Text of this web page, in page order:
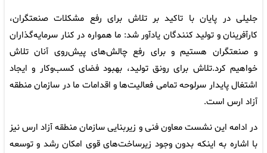
جلیلی در پایان با تاکید بر تلاش برای رفع مشکلات صنعتگران،
کارآفرینان و تولید کنندگان یادآور شد: ما همواره در کنار سرمایه‌گذاران
و صنعتگران هستیم و برای رفع چالش‌های پیش‌روی آنان تلاش
خواهیم کرد.تلاش برای رونق تولید، بهبود فضای کسب‌وکار و ایجاد
اشتغال پایدار سرلوحه تمامی فعالیت‌ها و اقدامات ما در سازمان منطقه
آزاد ارس است.
در ادامه این نشست معاون فنی و زیربنایی سازمان منطقه آزاد ارس نیز
با اشاره به اینکه بدون وجود زیرساخت‌های قوی امکان رشد و توسعه